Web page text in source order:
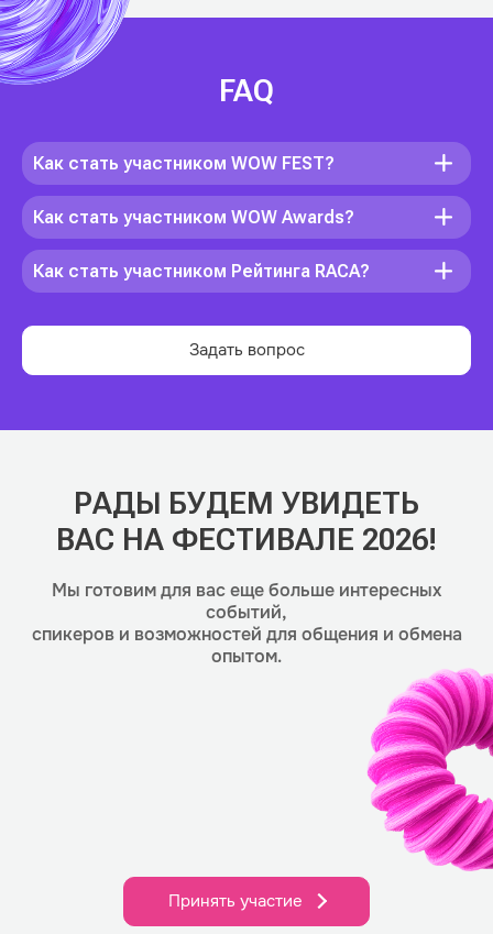
FAQ
Как стать участником WOW FEST?
Как стать участником WOW Awards?
Как стать участником Рейтинга RACA?
Задать вопрос
РАДЫ БУДЕМ УВИДЕТЬ
ВАС НА ФЕСТИВАЛЕ 2026!
Мы готовим для вас еще больше интересных
событий,
спикеров и возможностей для общения и обмена
опытом.
Принять участие